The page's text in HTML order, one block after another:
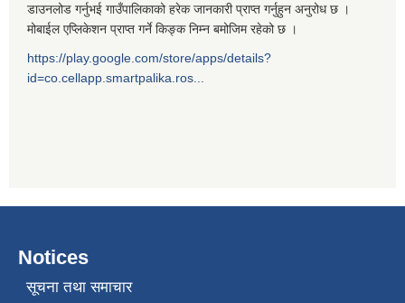
डाउनलोड गर्नुभई गाउँपालिकाको हरेक जानकारी प्राप्त गर्नुहुन अनुरोध छ ।
मोबाईल एप्लिकेशन प्राप्त गर्ने किङ्क निम्न बमोजिम रहेको छ ।
https://play.google.com/store/apps/details?
id=co.cellapp.smartpalika.ros...
Notices
सूचना तथा समाचार